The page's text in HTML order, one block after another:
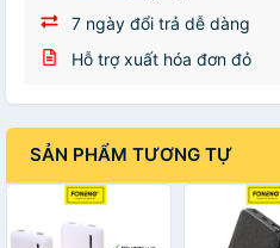
7 ngày đổi trả dễ dàng
Hỗ trợ xuất hóa đơn đỏ
SẢN PHẨM TƯƠNG TỰ